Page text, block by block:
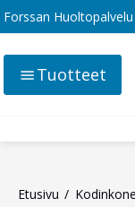
Forssan
Tuotteet
Etusivu